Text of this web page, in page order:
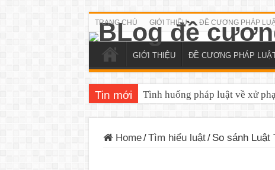
TRANG CHỦ GIỚI THIỆU ĐỀ CƯƠNG PHÁP
GIỚI THIỆU ĐỀ CƯƠNG PHÁP
Tin mới Đề cương tuyên truyền Luật
Home/Tìm hiểu luật/ So sánh Luật